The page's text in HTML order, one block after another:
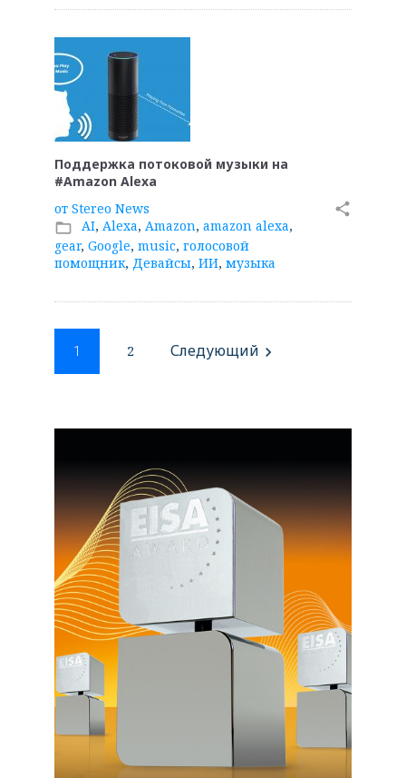
Поддержка потоковой музыки на
#Amazon Alexa
от Stereo News
folder_open AI, Alexa, Amazon, amazon alexa,
gear, Google, music, голосовой
помощник, Девайсы, ИИ, музыка
share
Навигация
по
1 2 Следующий navigate_next